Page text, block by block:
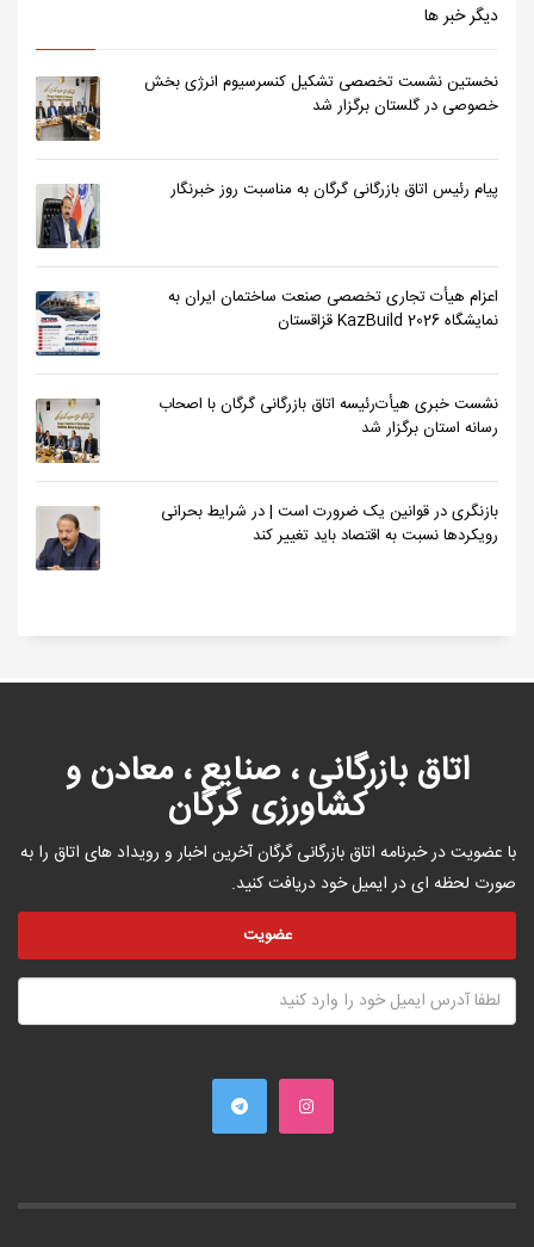
دیگر خبر ها
نخستین نشست تخصصی تشکیل کنسرسیوم انرژی بخش
خصوصی در گلستان برگزار شد
پیام رئیس اتاق بازرگانی گرگان به مناسبت روز خبرنگار
اعزام هیأت تجاری تخصصی صنعت ساختمان ایران به
نمایشگاه KazBuild 2026 قزاقستان
نشست خبری هیأت‌رئیسه اتاق بازرگانی گرگان با اصحاب
رسانه استان برگزار شد
بازنگری در قوانین یک ضرورت است | در شرایط بحرانی
رویکردها نسبت به اقتصاد باید تغییر کند
اتاق بازرگانی ، صنایع ، معادن و
کشاورزی گرگان
با عضویت در خبرنامه اتاق بازرگانی گرگان آخرین اخبار و رویداد های اتاق را به
صورت لحظه ای در ایمیل خود دریافت کنید.